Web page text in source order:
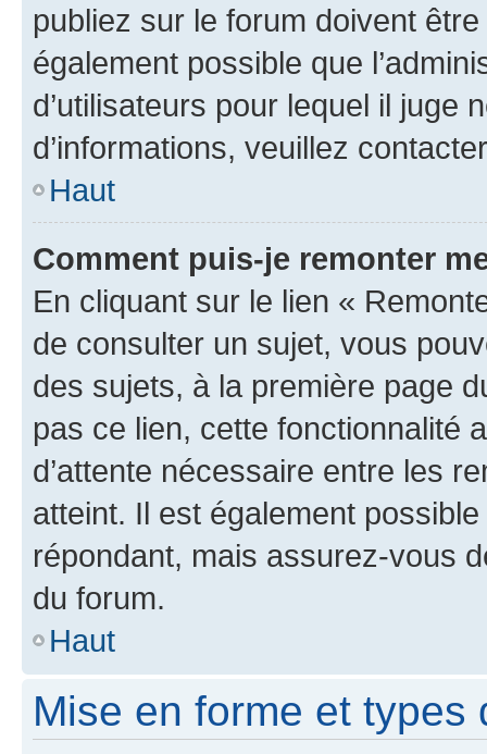
publiez sur le forum doivent
également possible que
d’utilisateurs pour lequel il juge
d’informations, veuillez
Haut
Comment puis-je remonter
En cliquant sur le lien «
de consulter un sujet, vous
des sujets, à la première page
pas ce lien, cette fonctionnalité
d’attente nécessaire entre les
atteint. Il est également
répondant, mais assurez-vous
du forum.
Haut
Mise en forme et types